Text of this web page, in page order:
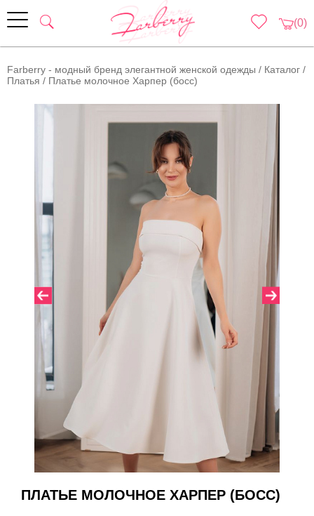
(0)
Farberry - модный бренд элегантной женской одежды / Каталог /
Платья / Платье молочное Харпер (босс)
ПЛАТЬЕ МОЛОЧНОЕ ХАРПЕР (БОСС)